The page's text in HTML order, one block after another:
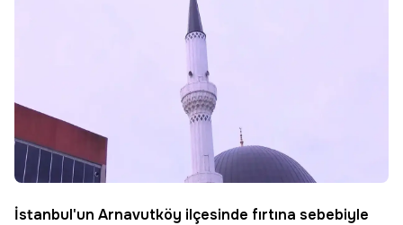
İstanbul'un Arnavutköy ilçesinde fırtına sebebiyle